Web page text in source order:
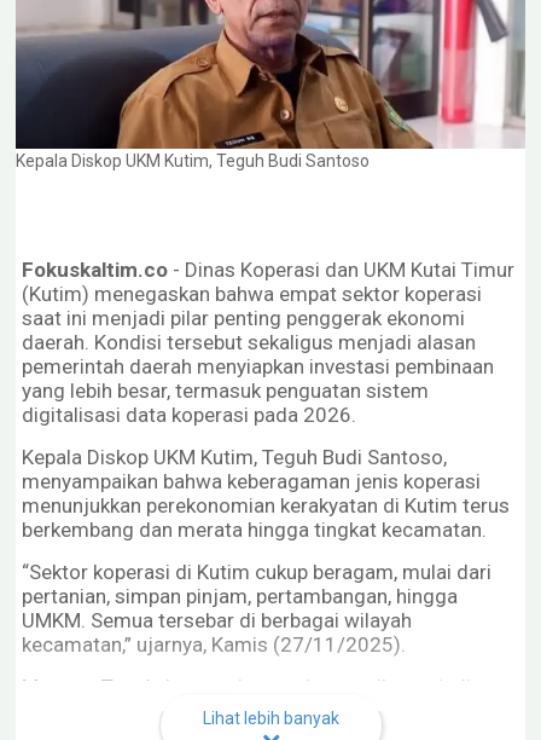
Kepala Diskop UKM Kutim, Teguh Budi Santoso
Fokuskaltim.co - Dinas Koperasi dan UKM Kutai Timur
(Kutim) menegaskan bahwa empat sektor koperasi
saat ini menjadi pilar penting penggerak ekonomi
daerah. Kondisi tersebut sekaligus menjadi alasan
pemerintah daerah menyiapkan investasi pembinaan
yang lebih besar, termasuk penguatan sistem
digitalisasi data koperasi pada 2026.
Kepala Diskop UKM Kutim, Teguh Budi Santoso,
menyampaikan bahwa keberagaman jenis koperasi
menunjukkan perekonomian kerakyatan di Kutim terus
berkembang dan merata hingga tingkat kecamatan.
“Sektor koperasi di Kutim cukup beragam, mulai dari
pertanian, simpan pinjam, pertambangan, hingga
UMKM. Semua tersebar di berbagai wilayah
kecamatan,” ujarnya, Kamis (27/11/2025).
Menurut Teguh, koperasi pertanian masih menjadi
sektor yang paling kuat karena berkaitan langsung
Lihat lebih banyak